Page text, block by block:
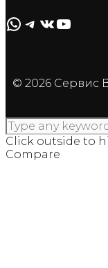
WhatsApp
Telegram
© 2026 Сервис
Click outside to
Compare